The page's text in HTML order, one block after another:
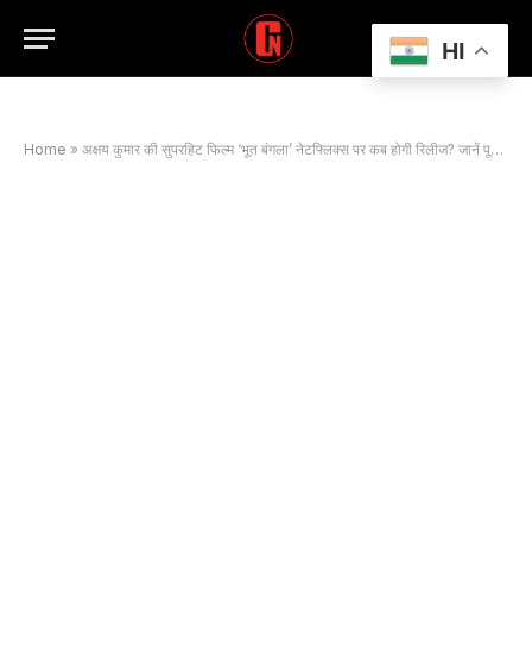
Home » अक्षय कुमार की सुपरहिट फिल्म ‘भूत बंगला’ नेटफ्लिक्स पर कब होगी रिलीज? जानें पूरी डिटेल
HI